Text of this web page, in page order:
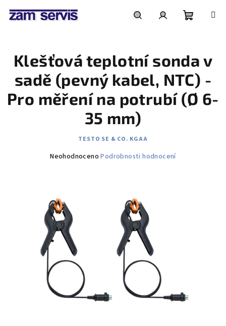
košík
Klešťová teplotní sonda v
sadě (pevný kabel, NTC) -
Pro měření na potrubí (Ø 6-
35 mm)
TESTO SE & CO. KGAA
Průměrné
0,0
z
5
hvězdiček.
Neohodnoceno Podrobnosti hodnocení